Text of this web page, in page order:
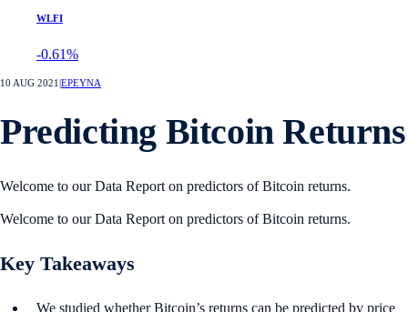
WLFI
-0.61%
10 AUG 2021 ΕΡΕΥΝΑ
Predicting Bitcoin Returns
Welcome to our Data Report on predictors of Bitcoin returns.
Welcome to our Data Report on predictors of Bitcoin returns.
Key Takeaways
We studied whether Bitcoin’s returns can be predicted by price